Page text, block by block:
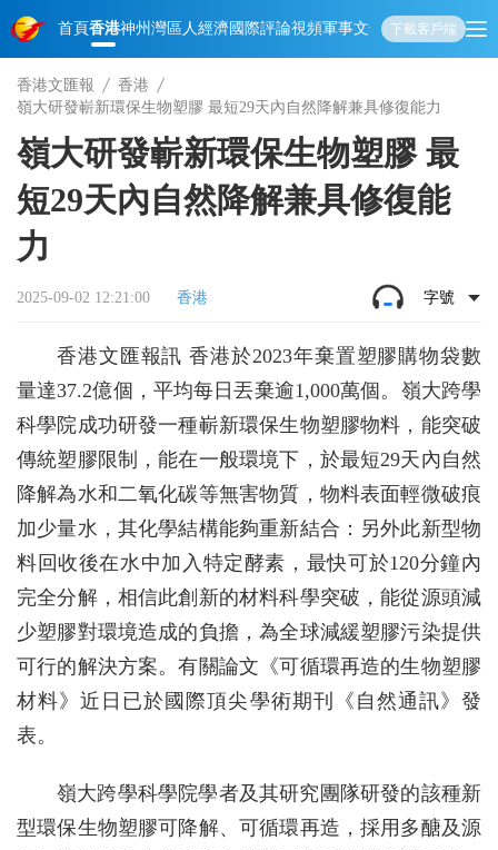
首頁香港神州 灣區人經濟國際評論視頻軍事文化 娛樂生活教育體
下載客戶端
香港文匯報
香港
嶺大研發嶄新環保生物塑膠 最短29天內自然降解兼具修復能力
嶺大研發嶄新環保生物塑膠 最
短29天內自然降解兼具修復能
力
2025-09-02 12:21:00 香港 字號
香港文匯報訊 香港於2023年棄置塑膠購物袋數
量達37.2億個，平均每日丟棄逾1,000萬個。嶺大跨學
科學院成功研發一種嶄新環保生物塑膠物料，能突破
傳統塑膠限制，能在一般環境下，於最短29天內自然
降解為水和二氧化碳等無害物質，物料表面輕微破痕
加少量水，其化學結構能夠重新結合：另外此新型物
料回收後在水中加入特定酵素，最快可於120分鐘內
完全分解，相信此創新的材料科學突破，能從源頭減
少塑膠對環境造成的負擔，為全球減緩塑膠污染提供
可行的解決方案。有關論文《可循環再造的生物塑膠
材料》近日已於國際頂尖學術期刊《自然通訊》發
表。
嶺大跨學科學院學者及其研究團隊研發的該種新
型環保生物塑膠可降解、可循環再造，採用多醣及源